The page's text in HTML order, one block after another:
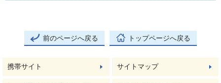
前のページへ戻る トップページへ戻る
携帯サイト サイトマップ